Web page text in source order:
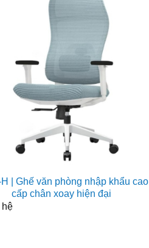
H | Ghế văn phòng nhập khẩu cao
cấp chân xoay hiện đại
hệ